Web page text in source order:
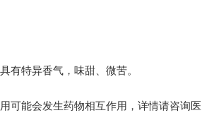
有特异香气，味甜、微苦。
可能会发生药物相互作用，详情请咨询医